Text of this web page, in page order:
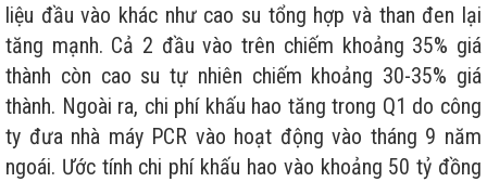
liệu đầu vào khác như cao su tổng hợp và than đen lại
tăng mạnh. Cả 2 đầu vào trên chiếm khoảng 35% giá
thành còn cao su tự nhiên chiếm khoảng 30-35% giá
thành. Ngoài ra, chi phí khấu hao tăng trong Q1 do công
ty đưa nhà máy PCR vào hoạt động vào tháng 9 năm
ngoái. Ước tính chi phí khấu hao vào khoảng 50 tỷ đồng